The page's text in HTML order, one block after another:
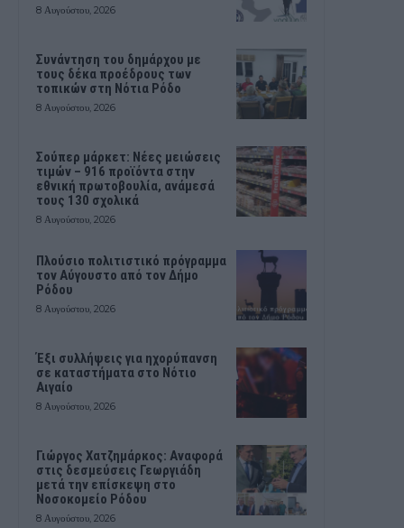
8 Αυγούστου, 2026
Συνάντηση του δημάρχου με
τους δέκα προέδρους των
τοπικών στη Νότια Ρόδο
8 Αυγούστου, 2026
Σούπερ μάρκετ: Νέες μειώσεις
τιμών – 916 προϊόντα στην
εθνική πρωτοβουλία, ανάμεσά
τους 130 σχολικά
8 Αυγούστου, 2026
Πλούσιο πολιτιστικό πρόγραμμα
τον Αύγουστο από τον Δήμο
Ρόδου
8 Αυγούστου, 2026
Έξι συλλήψεις για ηχορύπανση
σε καταστήματα στο Νότιο
Αιγαίο
8 Αυγούστου, 2026
Γιώργος Χατζημάρκος: Αναφορά
στις δεσμεύσεις Γεωργιάδη
μετά την επίσκεψη στο
Νοσοκομείο Ρόδου
8 Αυγούστου, 2026